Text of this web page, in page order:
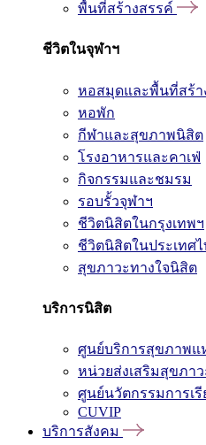
พื้นที่สร้างสรรค์
ชีวิตในจุฬาฯ
หอสมุดและพื้นที่สร้า
หอพัก
กีฬาและสุขภาพนิสิต
โรงอาหารและคาเฟ่
กิจกรรมและชมรม
รอบรั้วจุฬาฯ
ชีวิตนิสิตในกรุงเทพฯ
ชีวิตนิสิตในประเทศ
สุขภาวะทางใจนิสิต
บริการนิสิต
ศูนย์บริการสุขภาพแ
หน่วยส่งเสริมสุขภา
ศูนย์นวัตกรรมการเรี
CUVIP
บริการสังคม